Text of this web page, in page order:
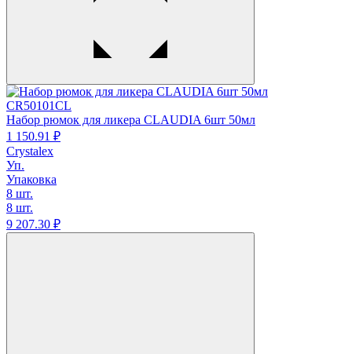
CR50101CL
Набор рюмок для ликера CLAUDIA 6шт 50мл
1 150.91 ₽
Crystalex
Уп.
Упаковка
8 шт.
8 шт.
9 207.30 ₽